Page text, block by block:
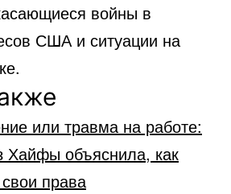
войны в
США и ситуации на
или травма на работе:
Хайфы объяснила, как
права